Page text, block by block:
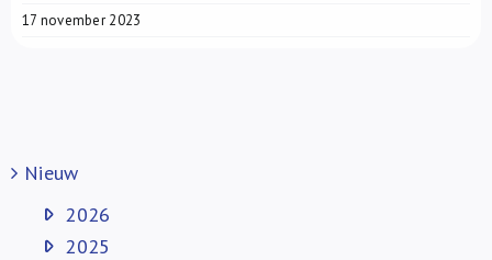
17 november 2023
Nieuw
2026
2025